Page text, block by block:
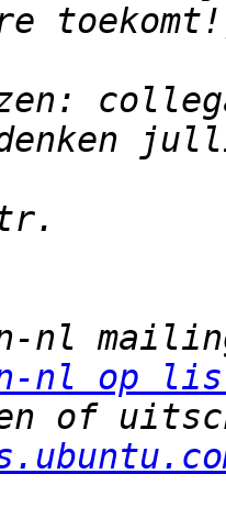
nl op